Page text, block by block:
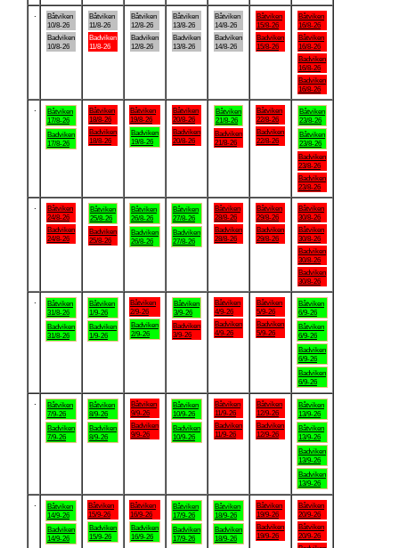
Båtviken
10/8-26
Badviken
10/8-26
Båtviken
11/8-26
Badviken
11/8-26
Båtviken
12/8-26
Badviken
12/8-26
Båtviken
13/8-26
Badviken
13/8-26
Båtviken
14/8-26
Badviken
14/8-26
Båtviken
15/8-26
Badviken
15/8-26
Båtviken
16/8-26
Båtviken
16/8-26
Badviken
16/8-26
Badviken
16/8-26
Båtviken
17/8-26
Badviken
17/8-26
Båtviken
18/8-26
Badviken
18/8-26
Båtviken
19/8-26
Badviken
19/8-26
Båtviken
20/8-26
Badviken
20/8-26
Båtviken
21/8-26
Badviken
21/8-26
Båtviken
22/8-26
Badviken
22/8-26
Båtviken
23/8-26
Båtviken
23/8-26
Badviken
23/8-26
Badviken
23/8-26
Båtviken
24/8-26
Badviken
24/8-26
Båtviken
25/8-26
Badviken
25/8-26
Båtviken
26/8-26
Badviken
26/8-26
Båtviken
27/8-26
Badviken
27/8-26
Båtviken
28/8-26
Badviken
28/8-26
Båtviken
29/8-26
Badviken
29/8-26
Båtviken
30/8-26
Båtviken
30/8-26
Badviken
30/8-26
Badviken
30/8-26
Båtviken
31/8-26
Badviken
31/8-26
Båtviken
1/9-26
Badviken
1/9-26
Båtviken
2/9-26
Badviken
2/9-26
Båtviken
3/9-26
Badviken
3/9-26
Båtviken
4/9-26
Badviken
4/9-26
Båtviken
5/9-26
Badviken
5/9-26
Båtviken
6/9-26
Båtviken
6/9-26
Badviken
6/9-26
Badviken
6/9-26
Båtviken
7/9-26
Badviken
7/9-26
Båtviken
8/9-26
Badviken
8/9-26
Båtviken
9/9-26
Badviken
9/9-26
Båtviken
10/9-26
Badviken
10/9-26
Båtviken
11/9-26
Badviken
11/9-26
Båtviken
12/9-26
Badviken
12/9-26
Båtviken
13/9-26
Båtviken
13/9-26
Badviken
13/9-26
Badviken
13/9-26
Båtviken
14/9-26
Badviken
14/9-26
Båtviken
15/9-26
Badviken
15/9-26
Båtviken
16/9-26
Badviken
16/9-26
Båtviken
17/9-26
Badviken
17/9-26
Båtviken
18/9-26
Badviken
18/9-26
Båtviken
19/9-26
Badviken
19/9-26
Båtviken
20/9-26
Båtviken
20/9-26